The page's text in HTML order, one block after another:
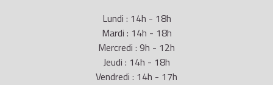
Lundi : 14h - 18h
Mardi : 14h - 18h
Mercredi : 9h - 12h
Jeudi : 14h - 18h
Vendredi : 14h - 17h